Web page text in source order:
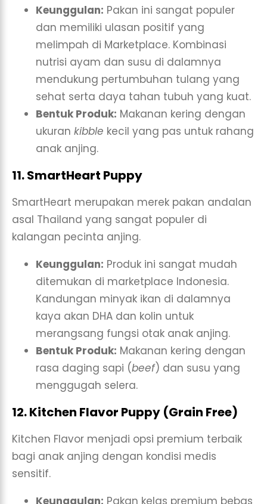
Keunggulan: Pakan ini sangat populer
dan memiliki ulasan positif yang
melimpah di Marketplace. Kombinasi
nutrisi ayam dan susu di dalamnya
mendukung pertumbuhan tulang yang
sehat serta daya tahan tubuh yang kuat.
Bentuk Produk: Makanan kering dengan
ukuran kibble kecil yang pas untuk rahang
anak anjing.
11. SmartHeart Puppy
SmartHeart merupakan merek pakan andalan
asal Thailand yang sangat populer di
kalangan pecinta anjing.
Keunggulan: Produk ini sangat mudah
ditemukan di marketplace Indonesia.
Kandungan minyak ikan di dalamnya
kaya akan DHA dan kolin untuk
merangsang fungsi otak anak anjing.
Bentuk Produk: Makanan kering dengan
rasa daging sapi (beef) dan susu yang
menggugah selera.
12. Kitchen Flavor Puppy (Grain Free)
Kitchen Flavor menjadi opsi premium terbaik
bagi anak anjing dengan kondisi medis
sensitif.
Keunggulan: Pakan kelas premium bebas